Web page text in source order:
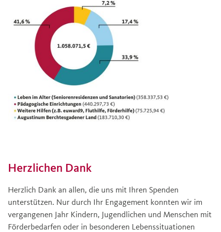
Herzlichen Dank
Herzlich Dank an allen, die uns mit Ihren Spenden
unterstützen. Nur durch Ihr Engagement konnten wir im
vergangenen Jahr Kindern, Jugendlichen und Menschen mit
Förderbedarfen oder in besonderen Lebenssituationen